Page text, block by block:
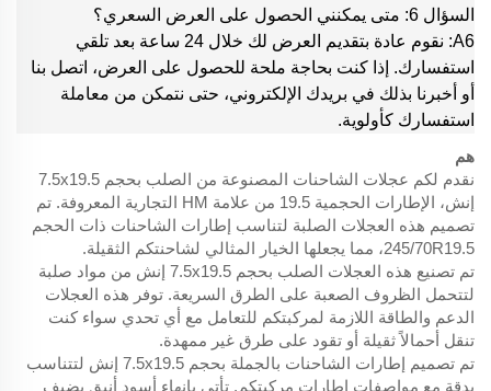
السؤال 6: متى يمكنني الحصول على العرض السعري؟
A6: نقوم عادة بتقديم العرض لك خلال 24 ساعة بعد تلقي
استفسارك. إذا كنت بحاجة ملحة للحصول على العرض، اتصل بنا
أو أخبرنا بذلك في بريدك الإلكتروني، حتى نتمكن من معاملة
استفسارك كأولوية.
هم
نقدم لكم عجلات الشاحنات المصنوعة من الصلب بحجم 7.5x19.5
إنش، الإطارات الحجمية 19.5 من علامة HM التجارية المعروفة. تم
تصميم هذه العجلات الصلبة لتناسب إطارات الشاحنات ذات الحجم
245/70R19.5، مما يجعلها الخيار المثالي لشاحنتكم الثقيلة.
تم تصنيع هذه العجلات الصلب بحجم 7.5x19.5 إنش من مواد صلبة
لتتحمل الظروف الصعبة على الطرق السريعة. توفر هذه العجلات
الدعم والطاقة اللازمة لمركبتكم للتعامل مع أي تحدي سواء كنت
تنقل أحمالاً ثقيلة أو تقود على طرق غير ممهدة.
تم تصميم إطارات الشاحنات بالجملة بحجم 7.5x19.5 إنش لتتناسب
بدقة مع مواصفات إطارات مركبتكم. تأتي بإنهاء أسود أنيق يضيف